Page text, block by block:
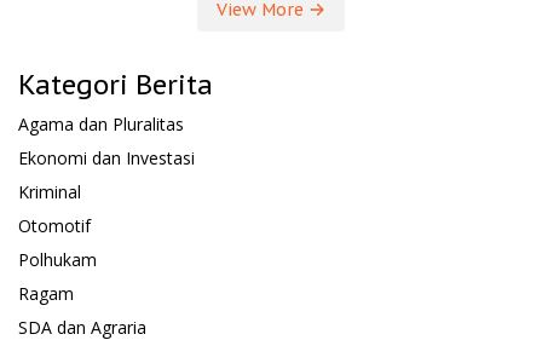
View More
Kategori Berita
Agama dan Pluralitas
Ekonomi dan Investasi
Kriminal
Otomotif
Polhukam
Ragam
SDA dan Agraria